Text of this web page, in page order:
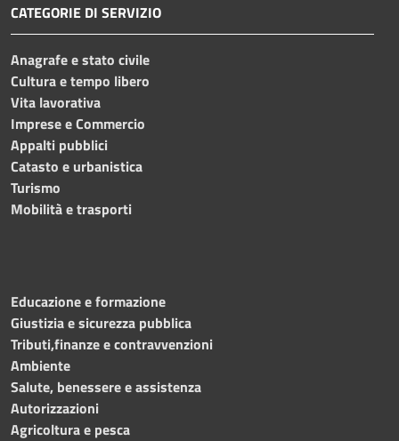
CATEGORIE DI SERVIZIO
Anagrafe e stato civile
Cultura e tempo libero
Vita lavorativa
Imprese e Commercio
Appalti pubblici
Catasto e urbanistica
Turismo
Mobilità e trasporti
Educazione e formazione
Giustizia e sicurezza pubblica
Tributi,finanze e contravvenzioni
Ambiente
Salute, benessere e assistenza
Autorizzazioni
Agricoltura e pesca